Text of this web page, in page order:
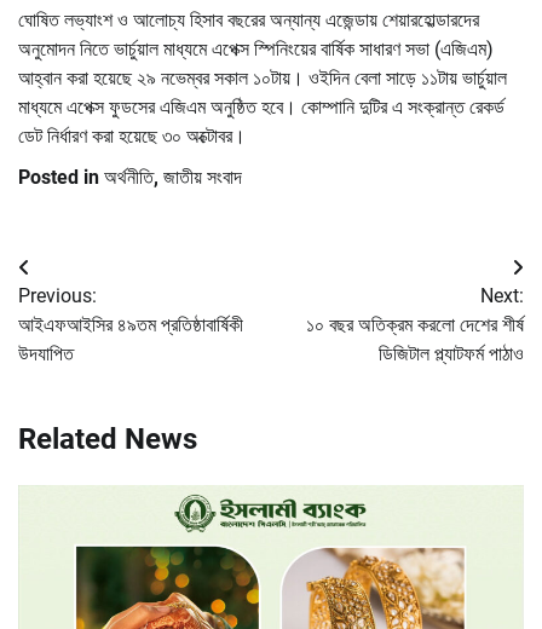
ঘোষিত লভ্যাংশ ও আলোচ্য হিসাব বছরের অন্যান্য এজেন্ডায় শেয়ারহোল্ডারদের
অনুমোদন নিতে ভার্চুয়াল মাধ্যমে এপেক্স স্পিনিংয়ের বার্ষিক সাধারণ সভা (এজিএম)
আহ্বান করা হয়েছে ২৯ নভেম্বর সকাল ১০টায়। ওইদিন বেলা সাড়ে ১১টায় ভার্চুয়াল
মাধ্যমে এপেক্স ফুডসের এজিএম অনুষ্ঠিত হবে। কোম্পানি দুটির এ সংক্রান্ত রেকর্ড
ডেট নির্ধারণ করা হয়েছে ৩০ অক্টোবর।
Posted in অর্থনীতি, জাতীয় সংবাদ
Post
navigation
Previous:
আইএফআইসির ৪৯তম প্রতিষ্ঠাবার্ষিকী
উদযাপিত
Next:
১০ বছর অতিক্রম করলো দেশের শীর্ষ
ডিজিটাল প্ল্যাটফর্ম পাঠাও
Related News